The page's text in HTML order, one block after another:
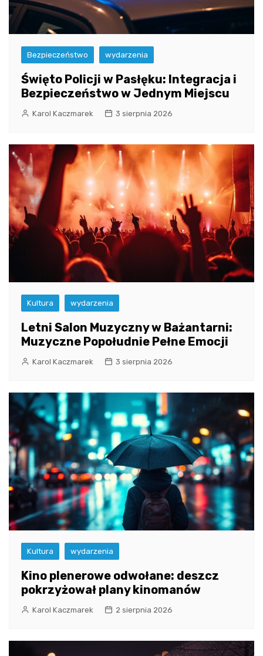
Bezpieczeństwo wydarzenia
Święto Policji w Pasłęku: Integracja i
Bezpieczeństwo w Jednym Miejscu
Karol Kaczmarek 3 sierpnia 2026
Kultura wydarzenia
Letni Salon Muzyczny w Bażantarni:
Muzyczne Popołudnie Pełne Emocji
Karol Kaczmarek 3 sierpnia 2026
Kultura wydarzenia
Kino plenerowe odwołane: deszcz
pokrzyżował plany kinomanów
Karol Kaczmarek 2 sierpnia 2026